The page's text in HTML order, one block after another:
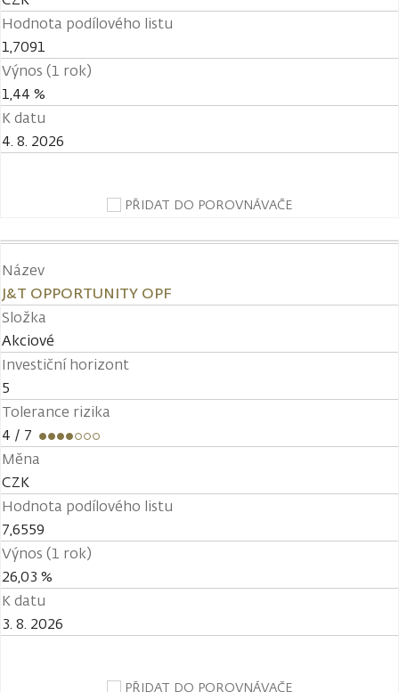
Hodnota podílového listu
1,7091
Výnos (1 rok)
1,44 %
K datu
4. 8. 2026
PŘIDAT DO POROVNÁVAČE
Název
J&T OPPORTUNITY OPF
Složka
Akciové
Investiční horizont
5
Tolerance rizika
4 / 7
Měna
CZK
Hodnota podílového listu
7,6559
Výnos (1 rok)
26,03 %
K datu
3. 8. 2026
PŘIDAT DO POROVNÁVAČE